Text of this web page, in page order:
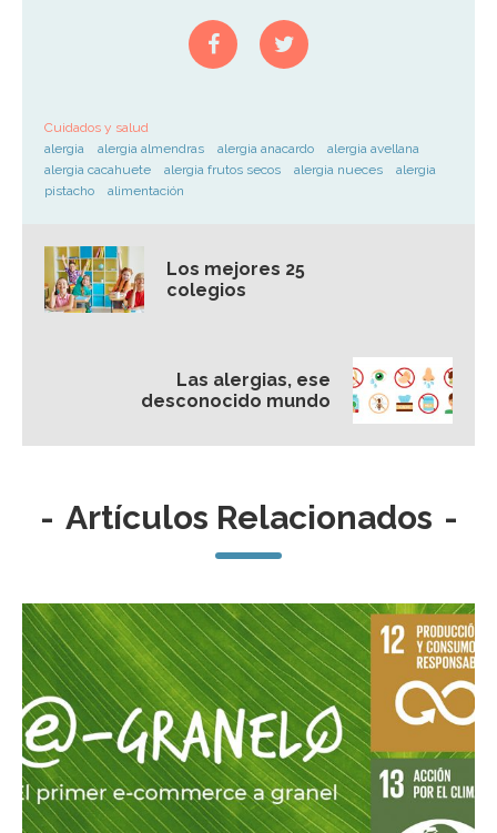
Cuidados y salud
alergia
alergia almendras alergia anacardo
alergia avellana
alergia cacahuete
alergia frutos secos alergia nueces
alergia
pistacho
alimentación
Los mejores 25
colegios
Las alergias, ese
desconocido mundo
- Artículos Relacionados -